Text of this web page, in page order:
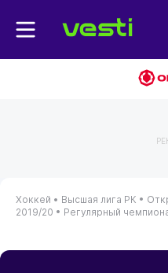
Хоккей • Высшая лига РК •
2019/20 • Регулярный